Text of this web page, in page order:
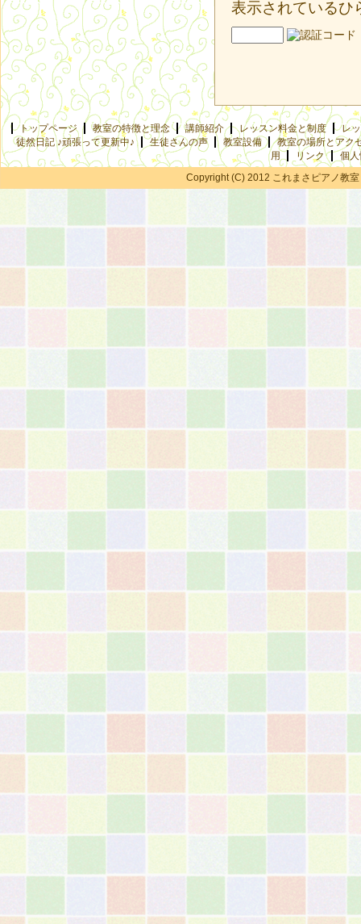
表示されているひ
トップページ 教室の特徴と理念 講師紹介 レッスン料金と制度
レ
徒然日記 ♪頑張って更新中♪
生徒さんの声 教室設備
教室の場所とアク
用
リンク
個
Copyright (C) 2012 これまさピアノ教